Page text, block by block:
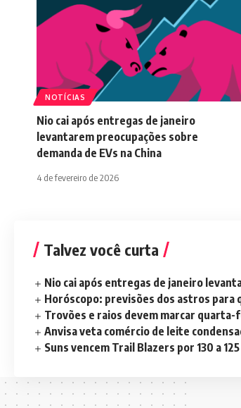
NOTÍCIAS
Nio cai após entregas de janeiro
levantarem preocupações sobre
demanda de EVs na China
4 de fevereiro de 2026
Talvez você curta
Nio cai após entregas de janeiro
Horóscopo: previsões dos astros
Trovões e raios devem marcar quarta-
Anvisa veta comércio de leite
Suns vencem Trail Blazers por 130 a